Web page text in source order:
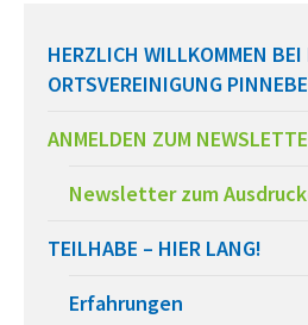
HERZLICH WILLKOMMEN
ORTSVEREINIGUNG
ANMELDEN ZUM
Newsletter zum
TEILHABE – HIER LANG!
Erfahrungen